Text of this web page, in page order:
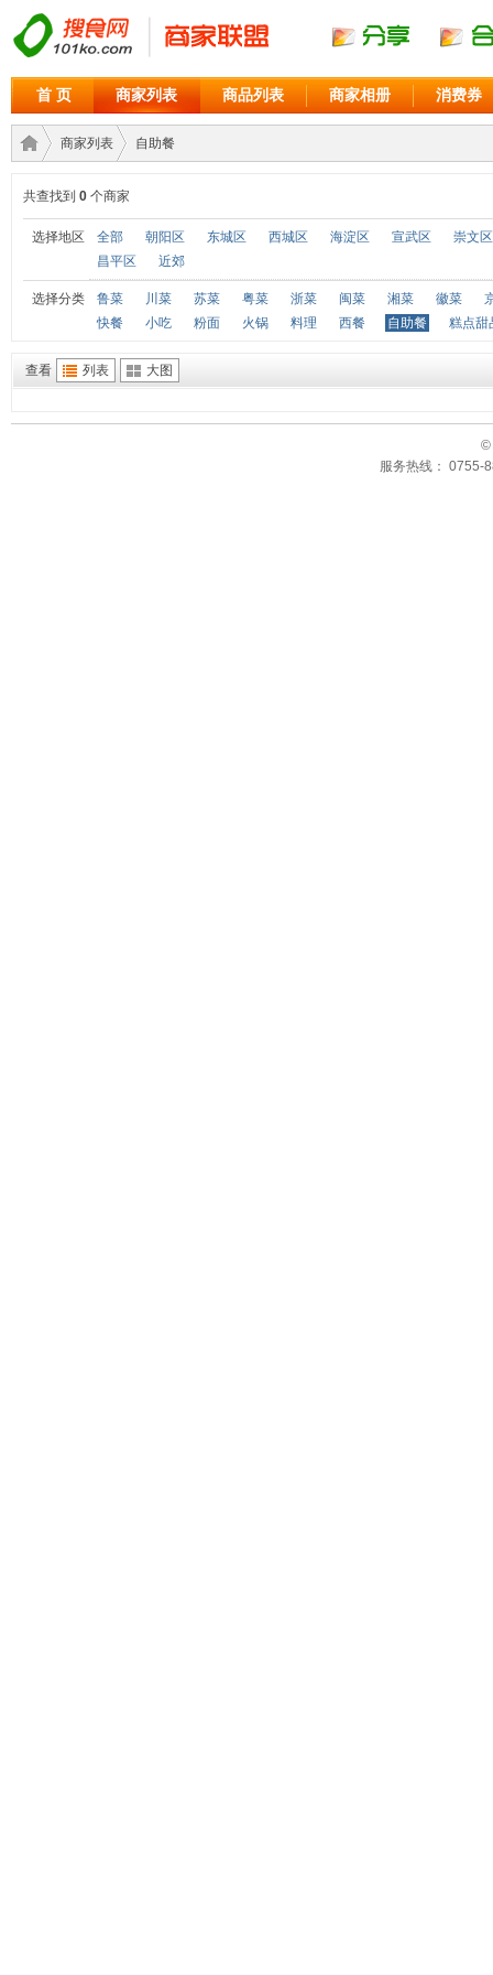
首 页 商家列表 商品列表 商家相册 消费券
商家›
商家列表
›
自助餐
共查找到 0 个商家
选择地区 全部 朝阳区 东城区 西城区 海淀区 宣武区
崇文区
昌平区
近郊
选择分类 鲁菜 川菜 苏菜 粤菜 浙菜 闽菜 湘菜 徽菜
快餐
小吃 粉面 火锅 料理 西餐 自助餐 糕点甜
查看 列表 大图
©
服务热线： 0755-